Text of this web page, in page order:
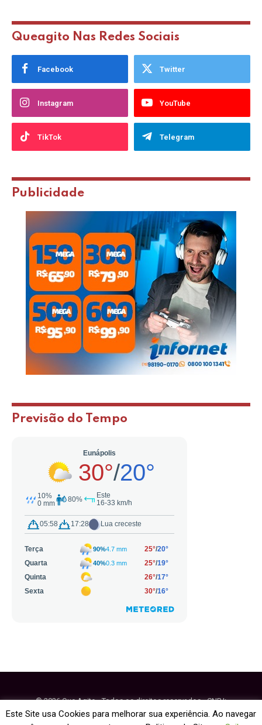
Queagito Nas Redes Sociais
Facebook Twitter
Instagram YouTube
TikTok Telegram
Publicidade
Previsão do Tempo
© 2026 Que Agito - Todos os direitos reservados - CNPJ:
64.884.270/0001-95
Este Site usa Cookies para melhorar sua experiência. Ao navegar